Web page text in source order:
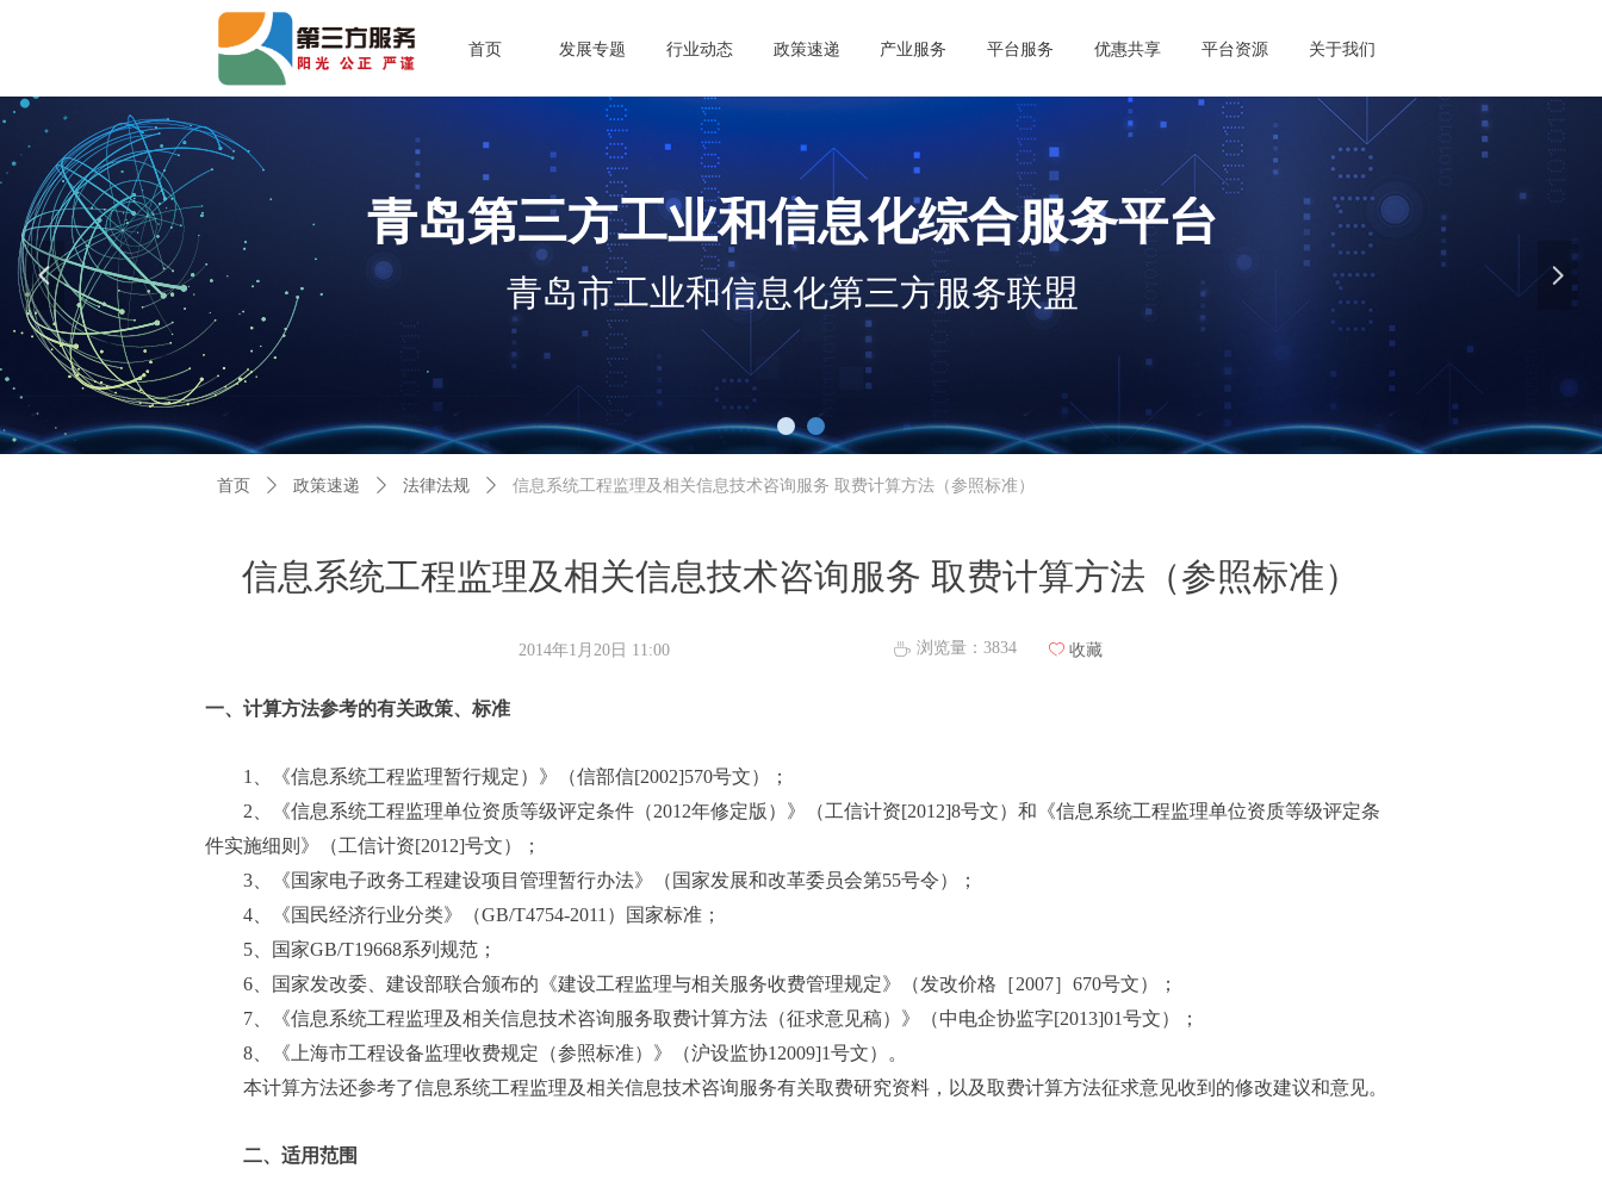
首页 发展专题 行业动态 政策速递 产业服务 平台服务 优惠共享 平台资源 关于我们
青岛第三方工业和信息化综合服务平台
青岛市工业和信息化第三方服务联盟
넳 넲
信息系统工程监理及相关信息技术咨询服务 取费计算方法（参照标准）
首页 ꄲ 政策速递 ꄲ 法律法规 ꄲ 信息系统工程监理及相关信息技术咨询服务 取费计算方法（参照标准）
一、计算方法参考的有关政策、标准
1、《信息系统工程监理暂行规定）》（信部信[2002]570号文）；
2、《信息系统工程监理单位资质等级评定条件（2012年修定版）》（工信计资[2012]8号文）和《信息系统工程监理单位资质等级评定条
件实施细则》（工信计资[2012]号文）；
3、《国家电子政务工程建设项目管理暂行办法》（国家发展和改革委员会第55号令）；
4、《国民经济行业分类》（GB/T4754-2011）国家标准；
5、国家GB/T19668系列规范；
6、国家发改委、建设部联合颁布的《建设工程监理与相关服务收费管理规定》（发改价格［2007］670号文）；
7、《信息系统工程监理及相关信息技术咨询服务取费计算方法（征求意见稿）》（中电企协监字[2013]01号文）；
8、《上海市工程设备监理收费规定（参照标准）》（沪设监协12009]1号文）。
本计算方法还参考了信息系统工程监理及相关信息技术咨询服务有关取费研究资料，以及取费计算方法征求意见收到的修改建议和意见。
二、适用范围
2014年1月20日 11:00 ꄘ 浏览量： 3834 ꄀ 收藏